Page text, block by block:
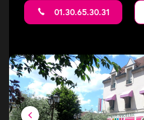
01.30.65.30.31